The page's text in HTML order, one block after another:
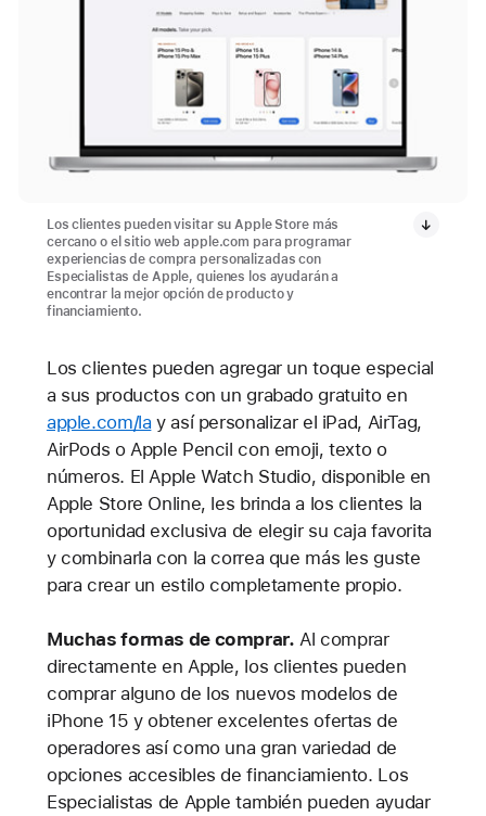
Los clientes pueden visitar su Apple Store más
cercano o el sitio web apple.com para programar
experiencias de compra personalizadas con
Especialistas de Apple, quienes los ayudarán a
encontrar la mejor opción de producto y
financiamiento.
Los clientes pueden agregar un toque especial
a sus productos con un grabado gratuito en
apple.com/la y así personalizar el iPad, AirTag,
AirPods o Apple Pencil con emoji, texto o
números. El Apple Watch Studio, disponible en
Apple Store Online, les brinda a los clientes la
oportunidad exclusiva de elegir su caja favorita
y combinarla con la correa que más les guste
para crear un estilo completamente propio.
Muchas formas de comprar. Al comprar
directamente en Apple, los clientes pueden
comprar alguno de los nuevos modelos de
iPhone 15 y obtener excelentes ofertas de
operadores así como una gran variedad de
opciones accesibles de financiamiento. Los
Especialistas de Apple también pueden ayudar